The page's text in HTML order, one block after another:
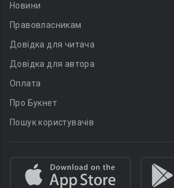
Новини
Правовласникам
Довідка для читача
Довідка для автора
Оплата
Про Букнет
Пошук користувачів